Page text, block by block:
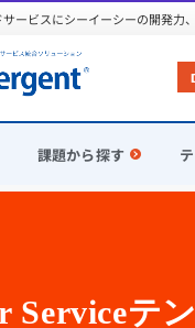
ービスにシーイーシーの開発
課題から探す
Serviceテ